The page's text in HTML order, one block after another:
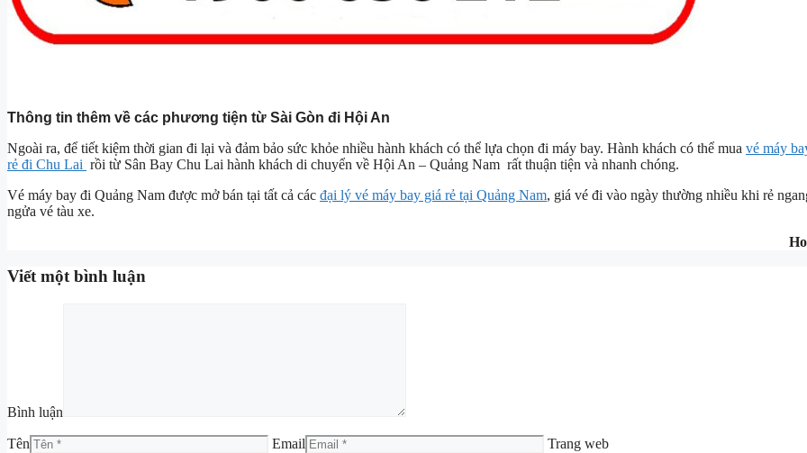
Thông tin thêm về các phương tiện từ Sài Gòn đi Hội An
Ngoài ra, để tiết kiệm thời gian đi lại và đảm bảo sức khỏe nhiều hành khách có thể lựa chọn đi máy bay. Hành khách có thể mua vé máy
rẻ đi Chu Lai rồi từ Sân Bay Chu Lai hành khách di chuyển về Hội An – Quảng Nam rất thuận tiện và nhanh chóng.
Vé máy bay đi Quảng Nam được mở bán tại tất cả các đại lý vé máy bay giá rẻ tại Quảng Nam, giá vé đi vào ngày thường nhiều khi rẻ
ngửa vé tàu xe.
Viết một bình luận
Bình luận
Tên Email Trang web